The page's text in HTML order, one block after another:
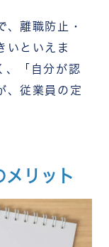
、離職防止・
いといえま
、「自分が認
、従業員の定
メリット